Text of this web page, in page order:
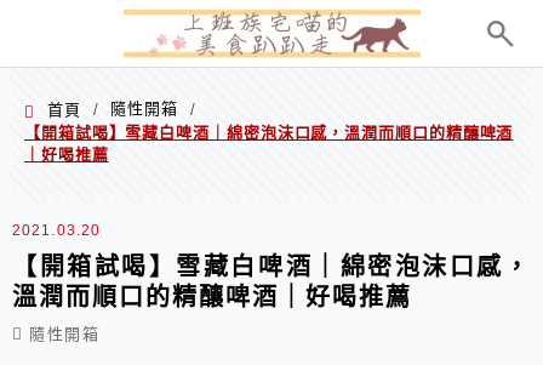
首頁 / 隨性開箱
/
【開箱試喝】雪藏白啤酒｜綿密泡沫口感，溫潤而順口的精釀啤酒
｜好喝推薦
2021.03.20
【開箱試喝】雪藏白啤酒｜綿密泡沫口感，
溫潤而順口的精釀啤酒｜好喝推薦
隨性開箱